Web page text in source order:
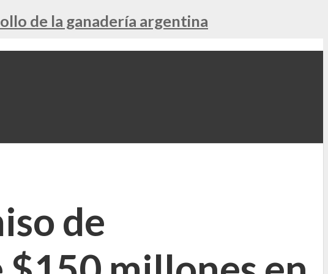
de la ganadería argentina
de